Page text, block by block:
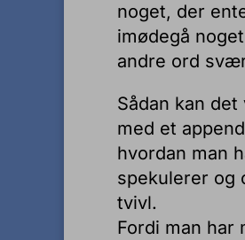
noget, der
imødegå
andre ord
Sådan kan
med et
hvordan man
spekulerer og
tvivl.
Fordi man har